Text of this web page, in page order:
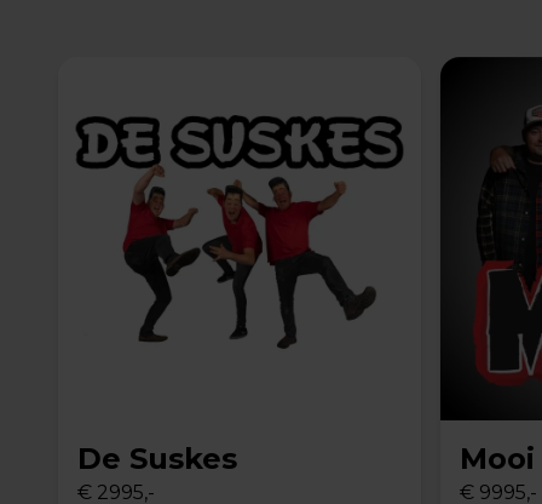
De Suskes
€ 2995,- € 9995,-